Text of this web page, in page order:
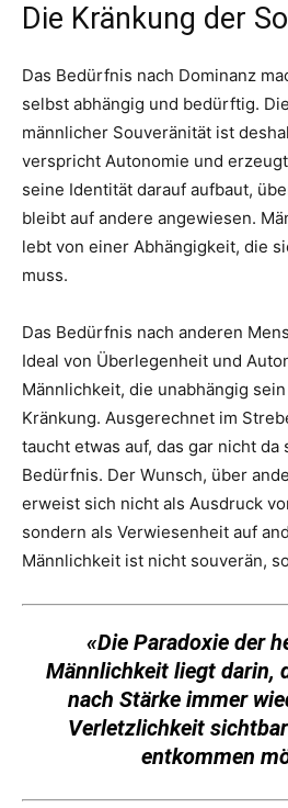
Die Kränkung der
Das Bedürfnis nach Dominanz
selbst abhängig und bedürftig.
männlicher Souveränität ist
verspricht Autonomie und
seine Identität darauf aufbaut,
bleibt auf andere angewiesen.
lebt von einer Abhängigkeit, die
muss.
Das Bedürfnis nach anderen
Ideal von Überlegenheit und
Männlichkeit, die unabhängig
Kränkung. Ausgerechnet im
taucht etwas auf, das gar nicht da
Bedürfnis. Der Wunsch, über
erweist sich nicht als Ausdruck
sondern als Verwiesenheit auf
Männlichkeit ist nicht souverän,
«Die Paradoxie der
Männlichkeit liegt darin,
nach Stärke immer
Verletzlichkeit
entkommen